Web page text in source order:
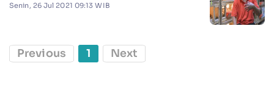
Senin, 26 Jul 2021 09:13 WIB
Previous 1 Next